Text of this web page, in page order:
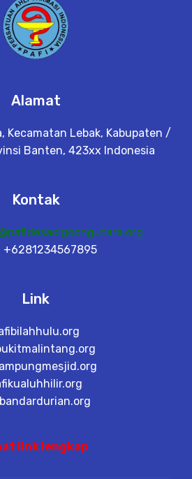
Alamat
Kecamatan Lebak, Kabupaten /
Banten, 423xx Indonesia
Kontak
+6281234567895
Link
link lengkap